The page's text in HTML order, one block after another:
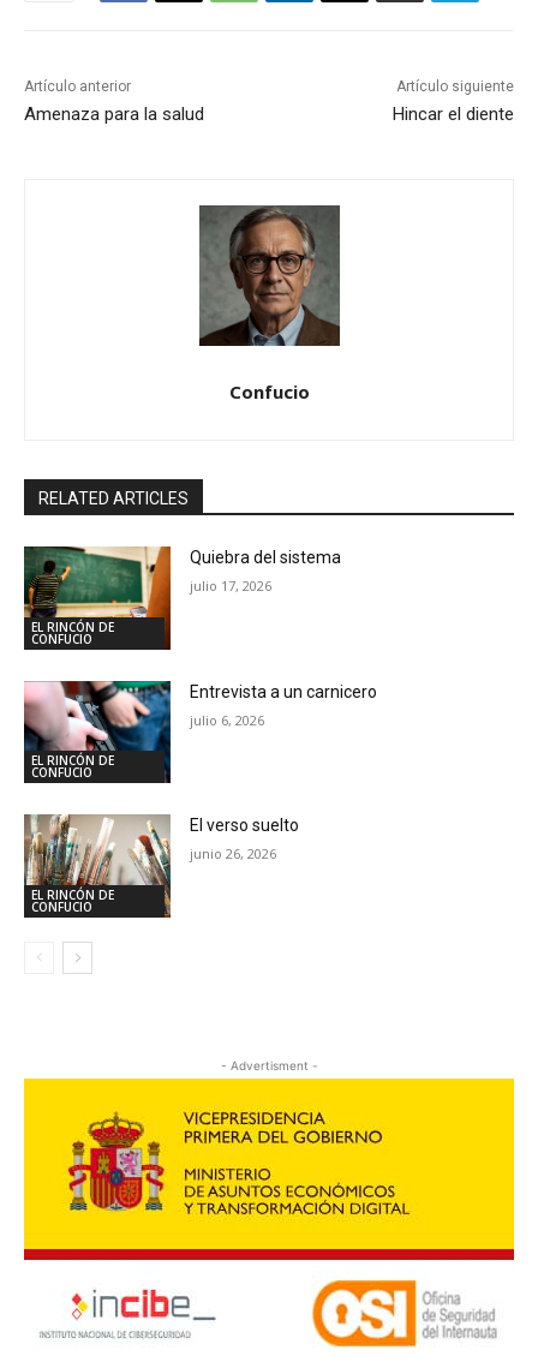
Artículo anterior
Amenaza para la salud
Artículo siguiente
Hincar el diente
Confucio
RELATED ARTICLES
EL RINCÓN DE
CONFUCIO
Quiebra del sistema
julio 17, 2026
EL RINCÓN DE
CONFUCIO
Entrevista a un carnicero
julio 6, 2026
EL RINCÓN DE
CONFUCIO
El verso suelto
junio 26, 2026
- Advertisment -